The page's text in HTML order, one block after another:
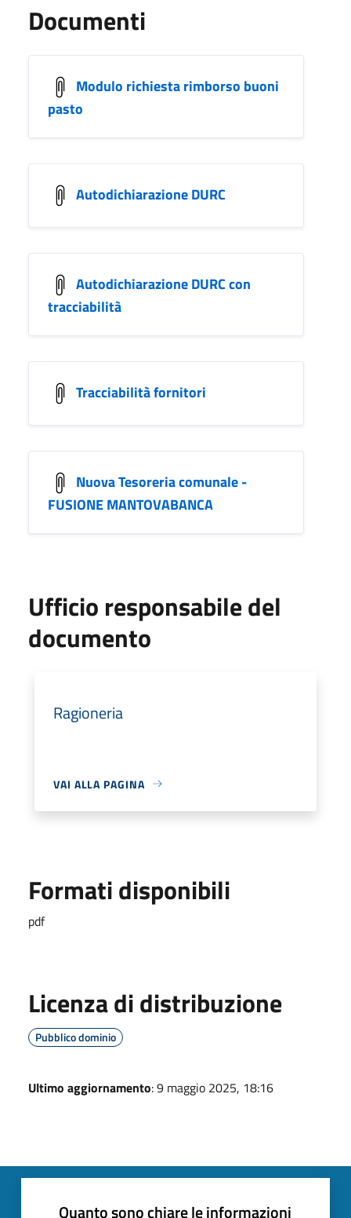
Documenti
Modulo richiesta rimborso buoni
pasto
Autodichiarazione DURC
Autodichiarazione DURC con
tracciabilità
Tracciabilità fornitori
Nuova Tesoreria comunale -
FUSIONE MANTOVABANCA
Ufficio responsabile del
documento
Ragioneria
VAI ALLA PAGINA
Formati disponibili
pdf
Licenza di distribuzione
Pubblico dominio
Ultimo aggiornamento: 9 maggio 2025, 18:16
Quanto sono chiare le informazioni